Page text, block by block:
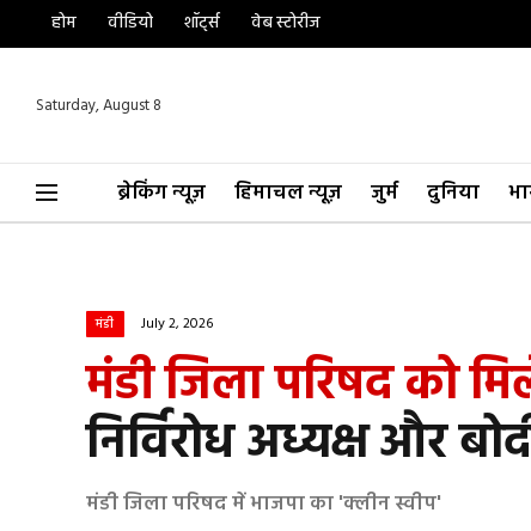
होम वीडियो शॉर्ट्स वेब स्टोरीज
Saturday, August 8
ब्रेकिंग न्यूज़ हिमाचल न्यूज़ जुर्म दुनिया
मंडी July 2, 2026
मंडी जिला परिषद को
निर्विरोध अध्यक्ष और
मंडी जिला परिषद में भाजपा का 'क्लीन स्वीप'